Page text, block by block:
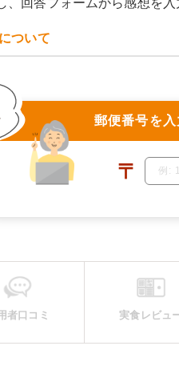
ついて
郵便番号を入
〒
者口コミ 実食レビュ